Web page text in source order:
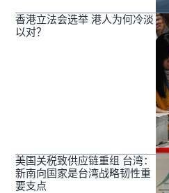
香港立法会选举 港人为何冷淡
以对？
美国关税致供应链重组 台湾：
新南向国家是台湾战略韧性重
要支点